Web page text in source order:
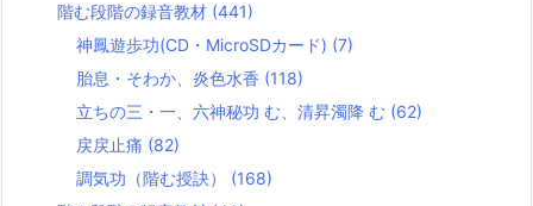
階む段階の録音教材 (441)
神鳳遊歩功(CD・MicroSDカード) (7)
胎息・そわか、炎色水香 (118)
立ちの三・一、六神秘功 む、清昇濁降 む (62)
戻戻止痛 (82)
調気功（階む授訣） (168)